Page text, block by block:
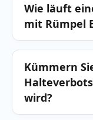
Wie läuft
mit Rümpel
Kümmern
wird?